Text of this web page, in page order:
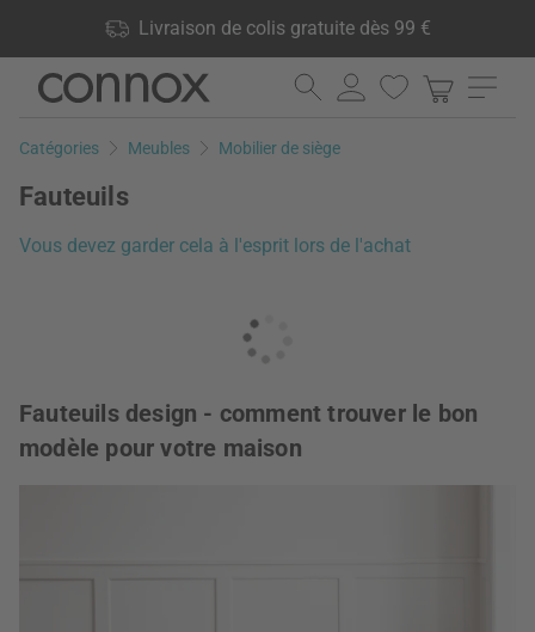
Livraison de colis gratuite dès 99 €
produits en stock, Droit de retour de 60 jours
Aller
contenu
Aller
la
Catégories Meubles Mobilier de siège
Fauteuils
Vous devez garder cela à l'esprit lors de l'achat
Fauteuils design - comment trouver le bon
modèle pour votre maison